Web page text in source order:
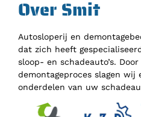
Over Smit
Autosloperij en
dat zich heeft
sloop- en schadeauto’s.
demontageproces slagen wij
onderdelen van uw